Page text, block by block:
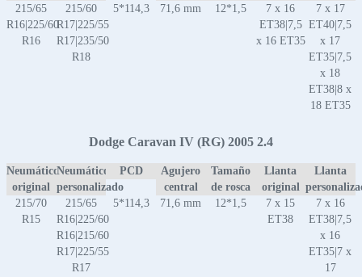
215/65
R16|225/60
R16
215/60
R17|225/55
R17|235/50
R18
5*114,3 71,6 mm 12*1,5
7 x 16
ET38|7,5
x 16 ET35
7 x 17
ET40|7,5
x 17
ET35|7,5
x 18
ET38|8 x
18 ET35
Dodge Caravan IV (RG) 2005 2.4
Neumático
original
Neumático
personalizado
PCD
Agujero
central
Tamaño
de rosca
Llanta
original
Llanta
215/70
R15
215/65
R16|225/60
R16|215/60
R17|225/55
R17
5*114,3 71,6 mm 12*1,5
7 x 15
ET38
7 x 16
ET38|7,5
x 16
ET35|7 x
17